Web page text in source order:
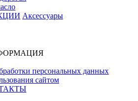
Аксессуары
персональных данных
сайтом